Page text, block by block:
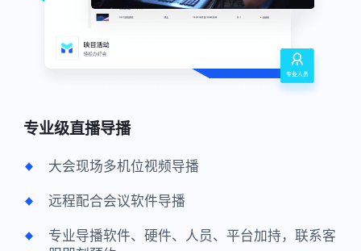
专业级直播导播
大会现场多机位视频导播
远程配合会议软件导播
专业导播软件、硬件、人员、平台加持，联系客